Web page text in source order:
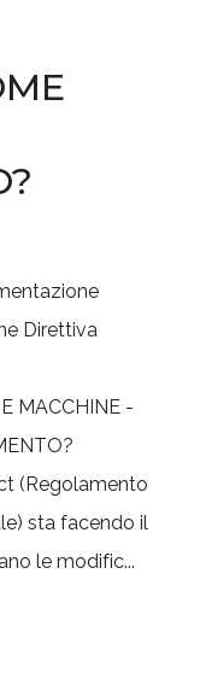
Direttiva
(Regolamento
sta facendo il
le modific...